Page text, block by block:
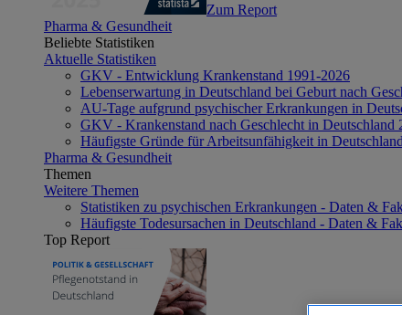
Zum Report
Pharma & Gesundheit
Beliebte Statistiken
Aktuelle Statistiken
GKV - Entwicklung Krankenstand 1991-2026
Lebenserwartung in Deutschland bei Geburt nach
AU-Tage aufgrund psychischer Erkrankungen in
GKV - Krankenstand nach Geschlecht in Deutschland
Häufigste Gründe für Arbeitsunfähigkeit in
Pharma & Gesundheit
Themen
Weitere Themen
Statistiken zu psychischen Erkrankungen - Daten &
Häufigste Todesursachen in Deutschland - Daten &
Top Report